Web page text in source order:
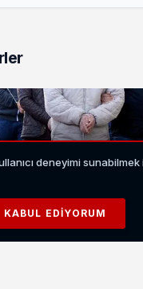
deneyimi
KABUL EDIYORUM